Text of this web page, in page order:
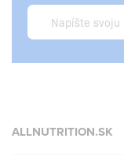
ALLNUTRITION.SK